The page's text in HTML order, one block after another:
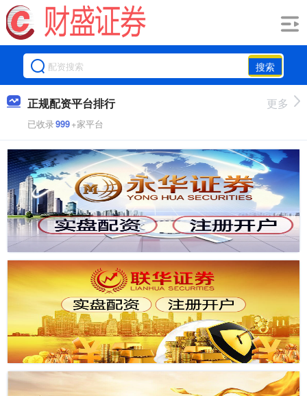
搜索
正规配资平台排行
已收录999+家平台
更多